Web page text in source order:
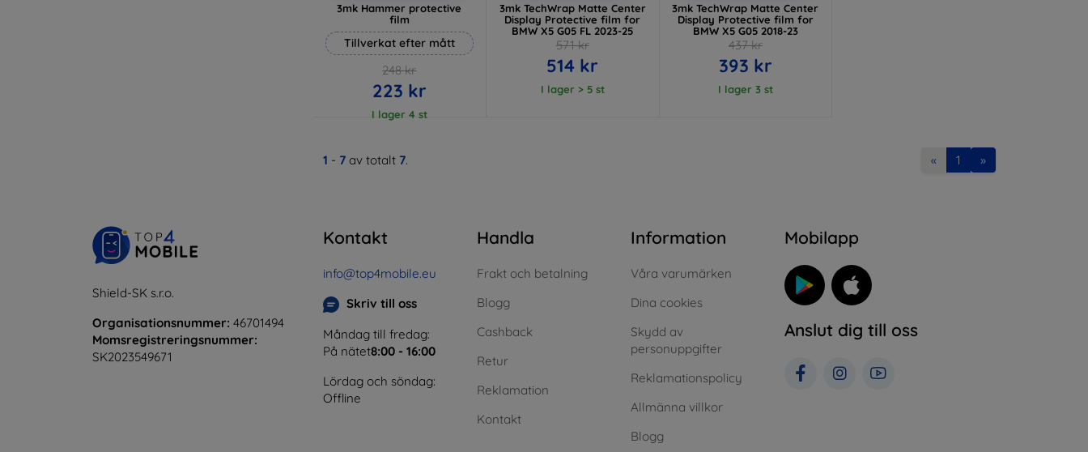
3mk Hammer protective
film
Tillverkat efter mått
248 kr
223 kr
I lager 4 st
3mk TechWrap Matte Center
Display Protective film for
BMW X5 G05 FL 2023-25
571 kr
514 kr
I lager > 5 st
3mk TechWrap Matte Center
Display Protective film for
BMW X5 G05 2018-23
437 kr
393 kr
I lager 3 st
1 - 7 av totalt 7. « 1 »
Shield-SK s.r.o.
Organisationsnummer: 46701494
Momsregistreringsnummer:
SK2023549671
Kontakt
info@top4mobile.eu
Skriv till oss
Måndag till fredag:
På nätet8:00 - 16:00
Lördag och söndag:
Offline
Handla
Frakt och betalning
Blogg
Cashback
Retur
Reklamation
Kontakt
Information
Våra varumärken
Dina cookies
Skydd av
personuppgifter
Reklamationspolicy
Allmänna villkor
Blogg
Mobilapp
Anslut dig till oss